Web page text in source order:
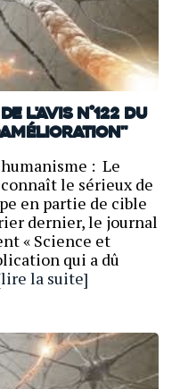
l'avis n°122 du
amélioration"
: Le
le sérieux de
en partie de cible
dernier, le journal
« Science et
qui a dû
la suite]